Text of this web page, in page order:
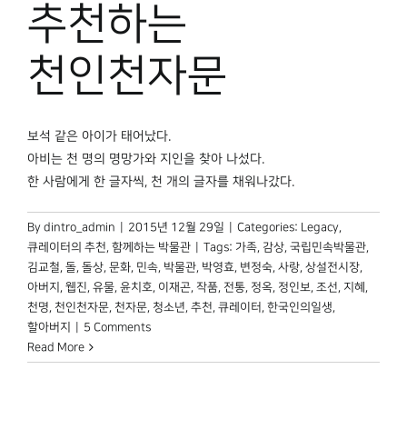
추천하는
천인천자문
보석 같은 아이가 태어났다.
아비는 천 명의 명망가와 지인을 찾아 나섰다.
한 사람에게 한 글자씩, 천 개의 글자를 채워나갔다.
By dintro_admin 2015년 12월 29일 Categories: Legacy,
큐레이터의 추천, 함께하는 박물관 Tags: 가족, 감상, 국립민속박물관,
김교철, 돌, 돌상, 문화, 민속, 박물관, 박영효, 변정숙, 사랑, 상설전시장,
아버지 , 웹진, 유물, 윤치호, 이재곤, 작품, 전통, 정옥, 정인보, 조선, 지혜 ,
천명, 천인천자문, 천자문, 청소년, 추천, 큐레이터 , 한국인의일생,
할아버지
5 Comments
Read More